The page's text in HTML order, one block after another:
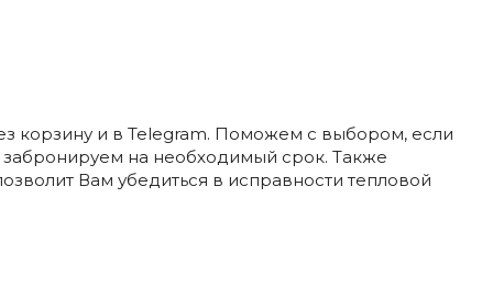
корзину и в Telegram. Поможем с выбором, если
на необходимый срок. Также
Вам убедиться в исправности тепловой